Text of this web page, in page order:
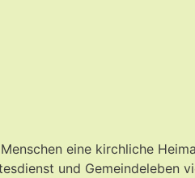
eine kirchliche
und Gemeindeleben